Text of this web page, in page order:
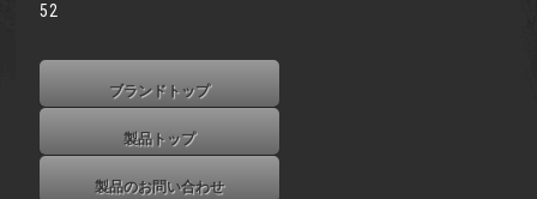
52
ブランドトップ
製品トップ
製品のお問い合わせ